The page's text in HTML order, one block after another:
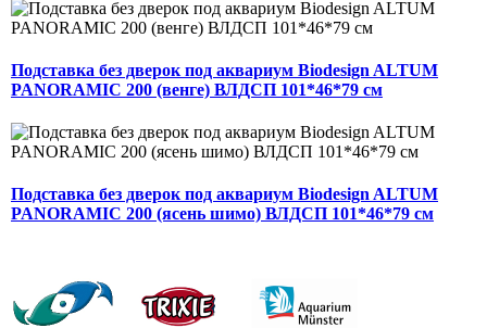
Подставка без дверок под аквариум Biodesign ALTUM
PANORAMIC 200 (венге) ВЛДСП 101*46*79 см
Подставка без дверок под аквариум Biodesign ALTUM
PANORAMIC 200 (ясень шимо) ВЛДСП 101*46*79 см